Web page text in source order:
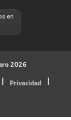
en
2026
Privacidad